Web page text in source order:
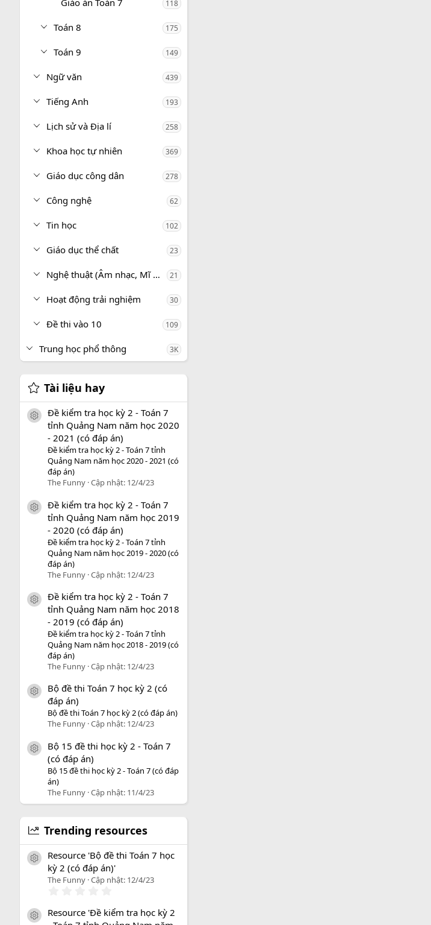
Giáo án Toán 7 118
Toán 8 175
Toán 9 149
Ngữ văn 439
Tiếng Anh 193
Lịch sử và Địa lí 258
Khoa học tự nhiên 369
Giáo dục công dân 278
Công nghệ 62
Tin học 102
Giáo dục thể chất 23
Nghệ thuật (Âm nhạc, Mĩ thuật) 21
Hoạt động trải nghiệm 30
Đề thi vào 10 109
Trung học phổ thông 3K
Tài liệu hay
icon tài liệu
Đề kiểm tra học kỳ 2 - Toán 7
tỉnh Quảng Nam năm học 2020
- 2021 (có đáp án)
Đề kiểm tra học kỳ 2 - Toán 7 tỉnh
Quảng Nam năm học 2020 - 2021 (có
đáp án)
The Funny Cập nhật: 12/4/23
icon tài liệu
Đề kiểm tra học kỳ 2 - Toán 7
tỉnh Quảng Nam năm học 2019
- 2020 (có đáp án)
Đề kiểm tra học kỳ 2 - Toán 7 tỉnh
Quảng Nam năm học 2019 - 2020 (có
đáp án)
The Funny Cập nhật: 12/4/23
icon tài liệu
Đề kiểm tra học kỳ 2 - Toán 7
tỉnh Quảng Nam năm học 2018
- 2019 (có đáp án)
Đề kiểm tra học kỳ 2 - Toán 7 tỉnh
Quảng Nam năm học 2018 - 2019 (có
đáp án)
The Funny Cập nhật: 12/4/23
icon tài liệu
Bộ đề thi Toán 7 học kỳ 2 (có
đáp án)
Bộ đề thi Toán 7 học kỳ 2 (có đáp án)
The Funny Cập nhật: 12/4/23
icon tài liệu
Bộ 15 đề thi học kỳ 2 - Toán 7
(có đáp án)
Bộ 15 đề thi học kỳ 2 - Toán 7 (có đáp
án)
The Funny Cập nhật: 11/4/23
Trending resources
icon tài liệu
Resource 'Bộ đề thi Toán 7 học
kỳ 2 (có đáp án)'
The Funny Cập nhật: 12/4/23
0
0
icon tài liệu
Resource 'Đề kiểm tra học kỳ 2